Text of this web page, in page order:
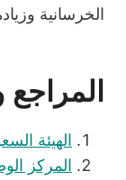
الخرسانية
المراجع
الهيئة
المركز